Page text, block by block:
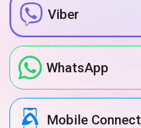
Viber
WhatsApp
Mobile Connect